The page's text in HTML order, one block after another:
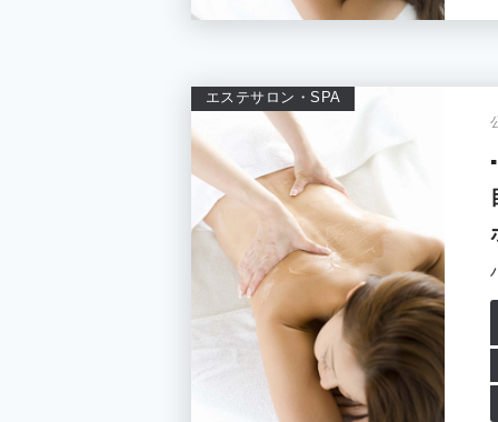
エステサロン・SPA